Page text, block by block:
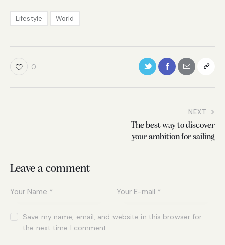
Lifestyle World
0
NEXT
The best way to discover
your ambition for sailing
Leave a comment
Save my name, email, and website in this browser for
the next time I comment.